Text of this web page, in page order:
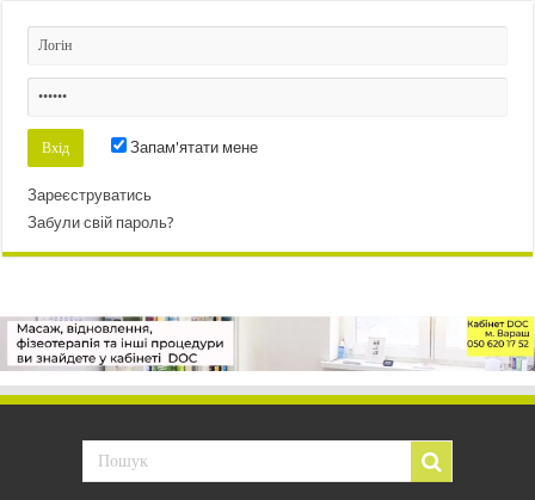
Запам'ятати мене
Зареєструватись
Забули свій пароль?